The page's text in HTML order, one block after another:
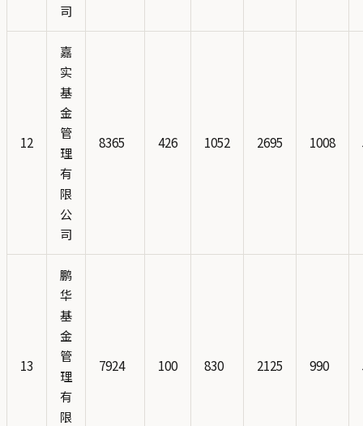
司
12
嘉
实
基
金
管
理
有
限
公
司
8365 426 1052 2695 1008
13
鹏
华
基
金
管
理
有
限
7924 100 830 2125 990